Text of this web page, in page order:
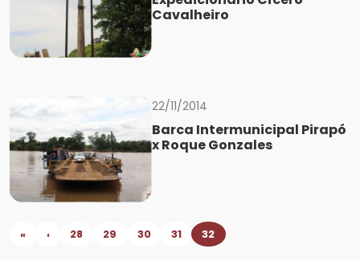
Cavalheiro
22/11/2014
Barca Intermunicipal Pirapó
x Roque Gonzales
« ‹ 28 29 30 31 32